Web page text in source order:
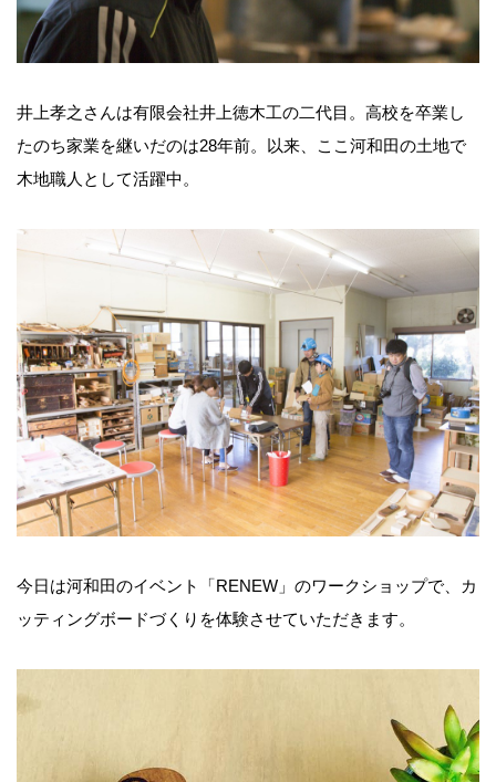
井上孝之さんは有限会社井上徳木工の二代目。高校を卒業し
たのち家業を継いだのは28年前。以来、ここ河和田の土地で
木地職人として活躍中。
今日は河和田のイベント「RENEW」のワークショップで、カ
ッティングボードづくりを体験させていただきます。